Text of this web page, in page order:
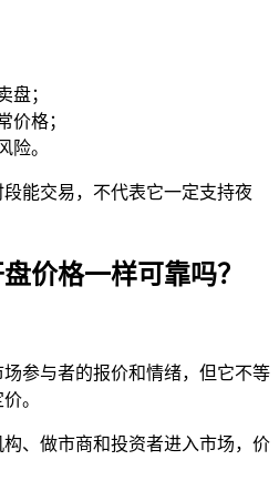
盘；
价格；
险。
能交易，不代表它一定支持夜
价格一样可靠吗？
参与者的报价和情绪，但它不等
。
、 做市商和投资者进入市场，价